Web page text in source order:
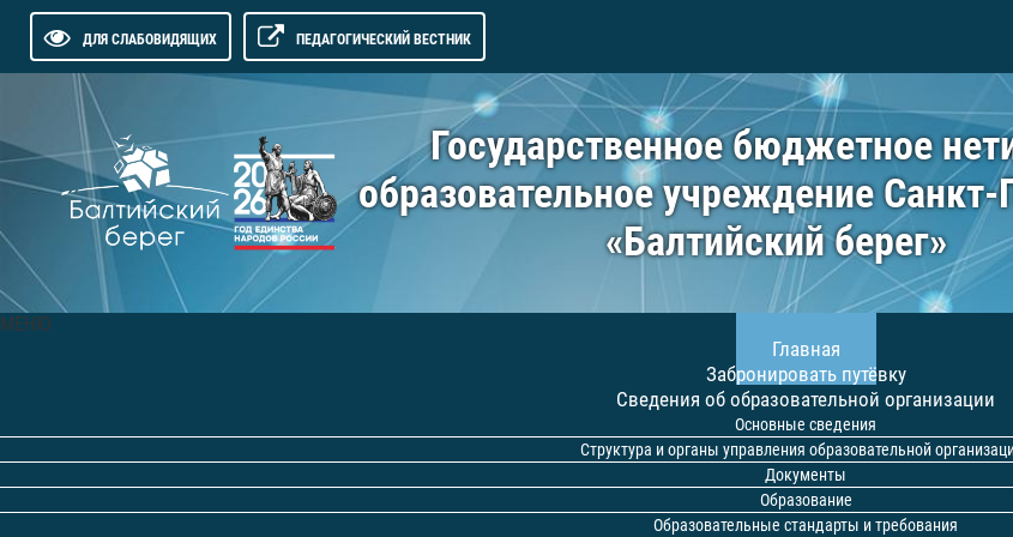
ДЛЯ СЛАБОВИДЯЩИХ ПЕДАГОГИЧЕСКИЙ ВЕСТНИК
Государственное бюджетное
образовательное учреждение Санкт-
«Балтийский берег»
МЕНЮ
Главная
Забронировать путёвку
Сведения об образовательной организации
Основные сведения
Структура и органы управления образовательной
Документы
Образование
Образовательные стандарты и требования